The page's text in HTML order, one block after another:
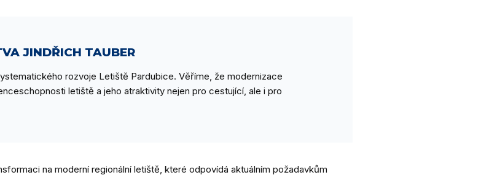
JINDŘICH TAUBER
rozvoje Letiště Pardubice. Věříme, že modernizace
letiště a jeho atraktivity nejen pro cestující, ale i pro
na moderní regionální letiště, které odpovídá aktuálním požadavkům